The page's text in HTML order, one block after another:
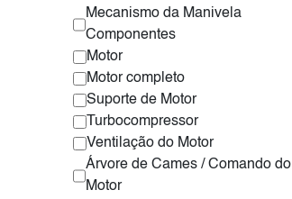
Mecanismo da Manivela
Componentes
Motor
Motor completo
Suporte de Motor
Turbocompressor
Ventilação do Motor
Árvore de Cames / Comando do
Motor